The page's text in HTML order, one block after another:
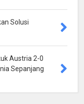
Solusi
Austria 2-0
Sepanjang